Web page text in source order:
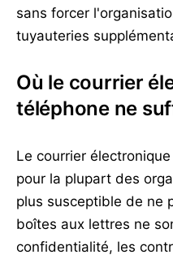
sans forcer
tuyauteries
Où le courrier
téléphone ne
Le courrier
pour la plupart des
plus susceptible de ne
boîtes aux lettres ne
confidentialité, les